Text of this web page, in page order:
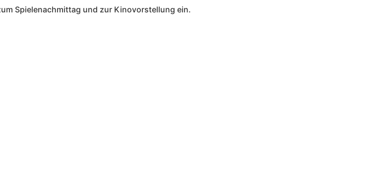
Spielenachmittag und zur Kinovorstellung ein.